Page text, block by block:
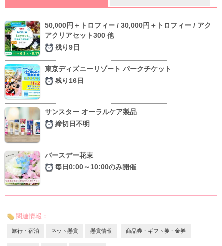
50,000円＋トロフィー / 30,000円＋トロフィー / アク
アクリアセット300 他
残り9日
東京ディズニーリゾート パークチケット
残り16日
サンスター オーラルケア製品
締切日不明
バースデー花束
毎日0:00～10:00のみ開催
関連情報：
旅行・宿泊 ネット懸賞 懸賞情報 商品券・ギフト券・金券